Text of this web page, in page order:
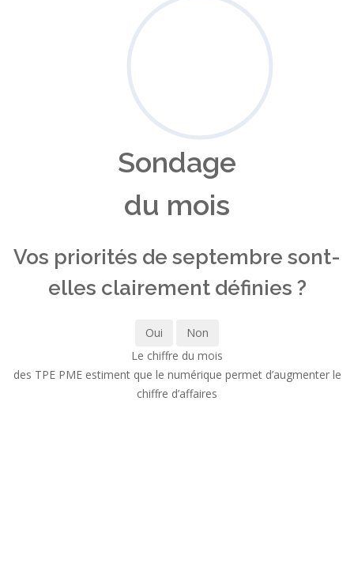
Sondage
du mois
Vos priorités de septembre sont-
elles clairement définies ?
Oui
Non
Le chiffre du mois
des TPE PME estiment que le numérique permet d’augmenter le
chiffre d’affaires